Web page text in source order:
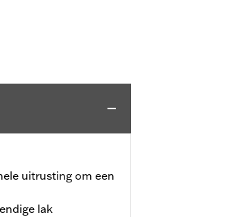
uitrusting om een
lak